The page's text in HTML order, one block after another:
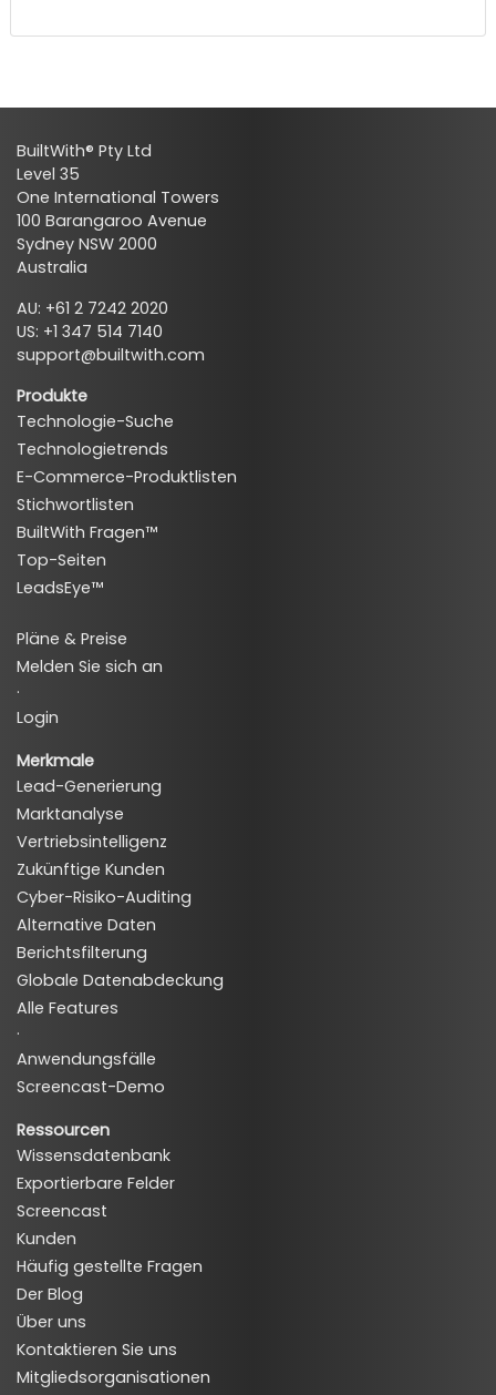
BuiltWith® Pty Ltd
Level 35
One International Towers
100 Barangaroo Avenue
Sydney NSW 2000
Australia
AU: +61 2 7242 2020
US: +1 347 514 7140
support@builtwith.com
Produkte
Technologie-Suche
Technologietrends
E-Commerce-Produktlisten
Stichwortlisten
BuiltWith Fragen™
Top-Seiten
LeadsEye™
Pläne & Preise
Melden Sie sich an
·
Login
Merkmale
Lead-Generierung
Marktanalyse
Vertriebsintelligenz
Zukünftige Kunden
Cyber-Risiko-Auditing
Alternative Daten
Berichtsfilterung
Globale Datenabdeckung
Alle Features
·
Anwendungsfälle
Screencast-Demo
Ressourcen
Wissensdatenbank
Exportierbare Felder
Screencast
Kunden
Häufig gestellte Fragen
Der Blog
Über uns
Kontaktieren Sie uns
Mitgliedsorganisationen